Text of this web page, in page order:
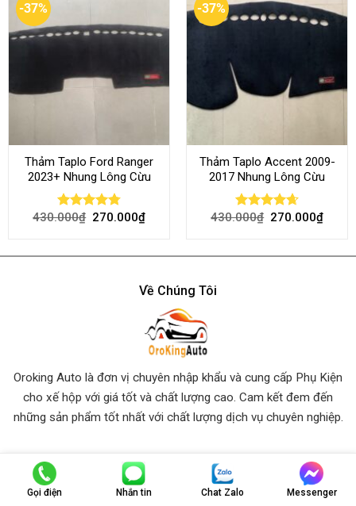
-37%
Thảm Taplo Ford Ranger
2023+ Nhung Lông Cừu
Rated 4.80
430.000₫ 270.000₫
-37%
Thảm Taplo Accent 2009-
2017 Nhung Lông Cừu
Rated 4.64
430.000₫ 270.000₫
Về Chúng Tôi
Oroking Auto là đơn vị chuyên nhập khẩu và cung cấp Phụ Kiện
cho xế hộp với giá tốt và chất lượng cao. Cam kết đem đến
những sản phẩm tốt nhất với chất lượng dịch vụ chuyên nghiệp.
Thông Tin Liên Hệ
Gọi điện Nhắn tin Chat Zalo Messenger